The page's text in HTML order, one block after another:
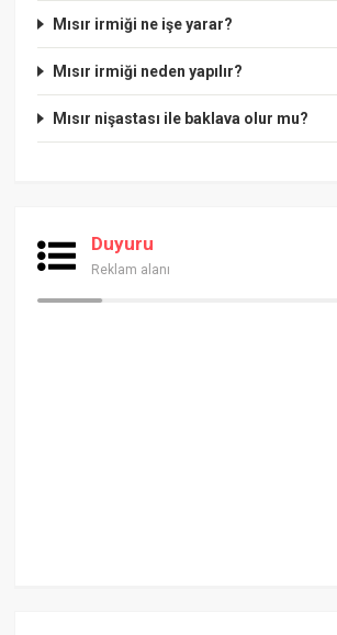
Mısır irmiği ne işe yarar?
Mısır irmiği neden yapılır?
Mısır nişastası ile baklava olur mu?
Duyuru
Reklam alanı